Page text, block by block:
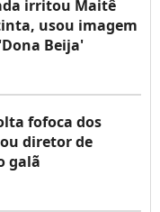
irritou Maitê
usou imagem
Beija'
fofoca dos
diretor de
galã